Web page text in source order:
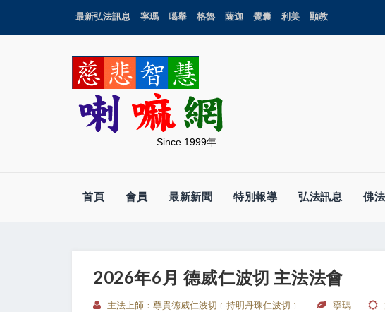
最新弘法訊息 寧瑪 噶舉 格魯 薩迦 覺囊 利美 顯教
Since 1999年
首頁 會員 最新新聞 特別報導 弘法訊息 佛
2026年6月 德威仁波切 主法法會
主法上師：尊貴德威仁波切﹝持明丹珠仁波切﹞ 寧瑪